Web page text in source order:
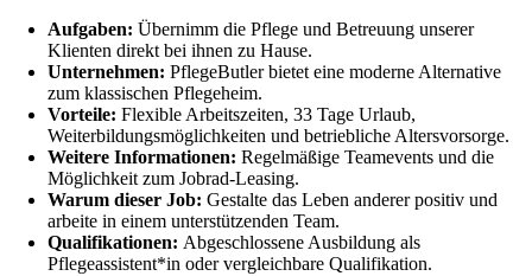
Aufgaben: Übernimm die Pflege und Betreuung unserer
Klienten direkt bei ihnen zu Hause.
Unternehmen: PflegeButler bietet eine moderne Alternative
zum klassischen Pflegeheim.
Vorteile: Flexible Arbeitszeiten, 33 Tage Urlaub,
Weiterbildungsmöglichkeiten und betriebliche Altersvorsorge.
Weitere Informationen: Regelmäßige Teamevents und die
Möglichkeit zum Jobrad-Leasing.
Warum dieser Job: Gestalte das Leben anderer positiv und
arbeite in einem unterstützenden Team.
Qualifikationen: Abgeschlossene Ausbildung als
Pflegeassistent*in oder vergleichbare Qualifikation.